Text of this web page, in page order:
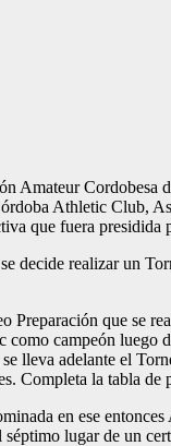
Amateur Cordobesa
Athletic Club,
que fuera presidida
decide realizar un
Preparación que se
campeón luego
lleva adelante el
Completa la tabla
en ese
séptimo lugar de un